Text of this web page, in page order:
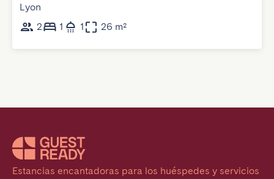
Lyon
2
1 1 26 m²
Estancias encantadoras para los huéspedes y servicios